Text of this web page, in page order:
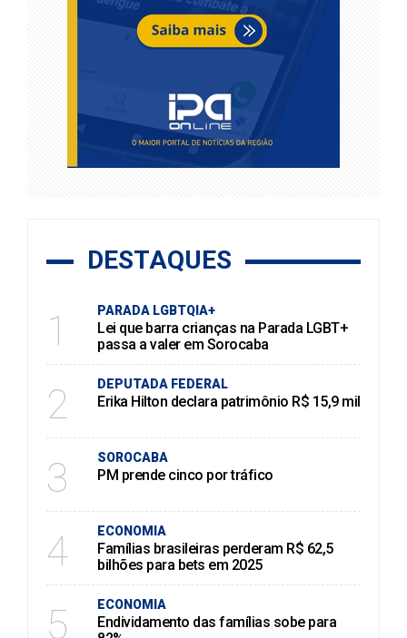
DESTAQUES
1 PARADA LGBTQIA+
Lei que barra crianças na Parada LGBT+
passa a valer em Sorocaba
2 DEPUTADA FEDERAL
Erika Hilton declara patrimônio R$ 15,9 mil
3 SOROCABA
PM prende cinco por tráfico
4 ECONOMIA
Famílias brasileiras perderam R$ 62,5
bilhões para bets em 2025
5 ECONOMIA
Endividamento das famílias sobe para